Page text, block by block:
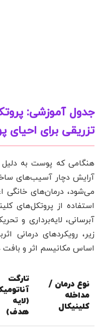
جدول آموزشی:
تزریقی برای
هنگامی که پوست به دلیل
آرایش دچار آسیب‌های
می‌شود، درمان‌های خانگی
استفاده از پروتکل‌های
آبرسانی، لایه‌برداری و
زیر، رویکردهای درمانی
اساس مکانیسم اثر و
نوع درمان /
مداخله
کلینیکال
تارگت
(لایه
هدف)